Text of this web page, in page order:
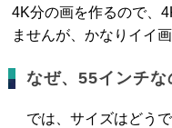
4K分の画を作るので、
ませんが、かなりイイ画
なぜ、55インチな
では、サイズはどう